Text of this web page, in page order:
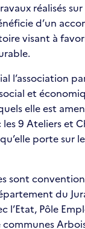
réalisés
d’un
visant à
l’association
et
elle est
9 Ateliers et
porte sur
sont
du
l’Etat, Pôle